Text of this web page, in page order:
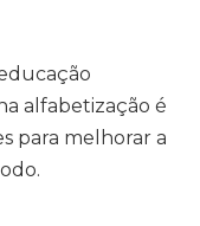
alfabetização é
para melhorar a